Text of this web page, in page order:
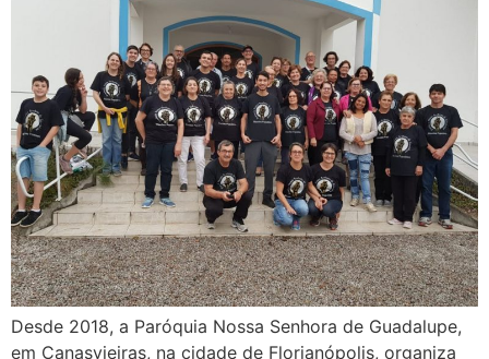
Desde 2018, a Paróquia Nossa Senhora de Guadalupe,
em Canasvieiras, na cidade de Florianópolis, organiza